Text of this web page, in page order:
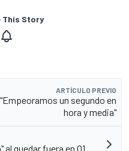
This Story
ARTÍCULO PREVIO
un segundo en
hora y media"
quedar fuera en Q1